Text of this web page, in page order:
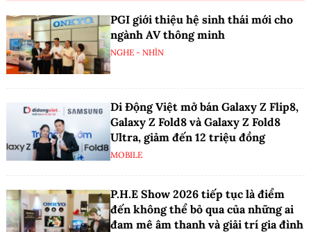
PGI giới thiệu hệ sinh thái mới cho
ngành AV thông minh
NGHE - NHÌN
Di Động Việt mở bán Galaxy Z Flip8,
Galaxy Z Fold8 và Galaxy Z Fold8
Ultra, giảm đến 12 triệu đồng
MOBILE
P.H.E Show 2026 tiếp tục là điểm
đến không thể bỏ qua của những ai
đam mê âm thanh và giải trí gia đình